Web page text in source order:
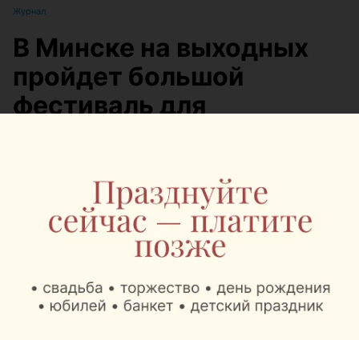
Журнал
В Минске на выходных
пройдет большой
фестиваль для
8 и 9 августа на берегу Цнянского водохранилища,
в парке Lakeside Park («Северный берег»),
посвященный владельцам собак, кошек и других
домашних питомцев. Вход на территорию